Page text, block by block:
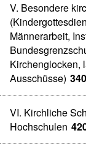
V. Besondere
Männerarbeit,
Kirchenglocken,
Ausschüsse)
VI. Kirchliche
Hochschulen